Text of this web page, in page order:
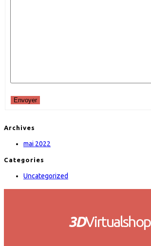
Envoyer
Archives
mai 2022
Categories
Uncategorized
3DVirtualshop